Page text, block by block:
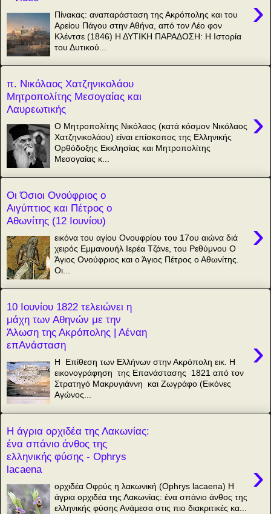
›
Πίνακας: αναπαράσταση της Ακρόπολης και του
Αρείου Πάγου στην Αθήνα, από τον Λέο φον
Κλέντσε (1846) Η ΔΥΤΙΚΗ ΠΑΡΑΔΟΣΗ: Η Ιστορία
του Δυτικού...
π. Νικόλαος Χατζηνικολάου
Μητροπολίτης Μεσογαίας και
Λαυρεωτικής
›
Ο Μητροπολίτης Νικόλαος (κατά κόσμον Νικόλαος
Χατζηνικολάου) είναι επίσκοπος της Ελληνικής
Ορθόδοξης Εκκλησίας και Μητροπολίτης
Μεσογαίας κ...
Οι Όσιοι Ονούφριος ο
Αιγύπτιος και Πέτρος ο
Αθωνίτης (12 Ιουνίου)
›
εικόνα του αγίου Ονουφρίου του 17ου αιώνα διά
χειρός Εμμανουήλ Ιερέα Τζάνε, του Ρεθύμνου Ο
Άγιος Ονούφριος και ο Άγιος Πέτρος ο Αθωνίτης.
Οι...
10 Ιουνίου 1822 τελειώνει η
μάχη των Αθηνών με την
Άλωση της Ακρόπολης | Αέναη
επΑνάσταση
›
Η Επίθεση των Ελλήνων στην Ακρόπολη εικ. Η
εικονογράφηση της Επανάστασης 1821 από τον
Στρατηγό Μακρυγιάννη και Ζωγράφο (Εικόνες
Αγώνος...
Η άγρια ορχιδέα της Λακωνίας:
ένα σπάνιο άνθος της
ελληνικής φύσης - Ophrys
lacaena
›
ορχιδέα Οφρύς η λακωνική (Ophrys lacaena) Η
άγρια ορχιδέα της Λακωνίας: ένα σπάνιο άνθος της
ελληνικής φύσης Ανάμεσα στις πιο διακριτικές κα...